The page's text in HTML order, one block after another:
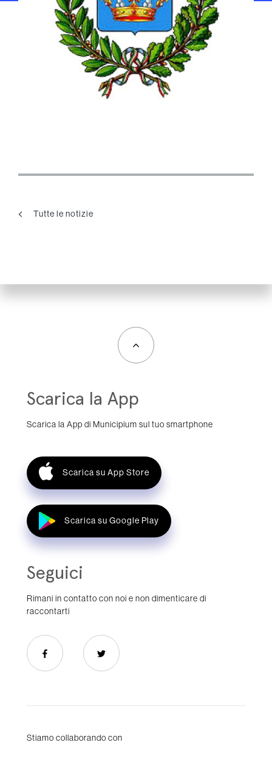
Tutte le notizie
Scarica la App
Scarica la App di Municipium sul tuo smartphone
Scarica su App Store
Scarica su Google Play
Seguici
Rimani in contatto con noi e non dimenticare di
raccontarti
Stiamo collaborando con